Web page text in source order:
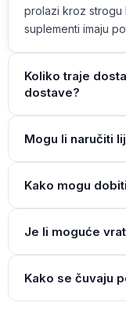
prolazi kroz strogu
suplementi imaju
Koliko traje
dostave?
Mogu li naručiti
Kako mogu
Je li moguće
Kako se čuvaju